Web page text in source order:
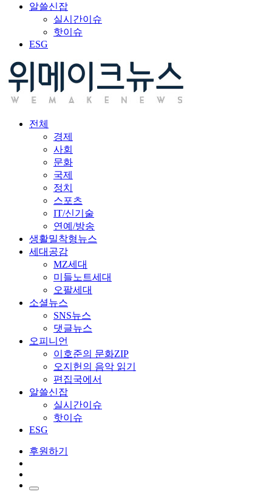
알쓸신잡
실시간이슈
핫이슈
ESG
전체
경제
사회
문화
국제
정치
스포츠
IT/신기술
연예/방송
생활밀착형뉴스
세대공감
MZ세대
미들노트세대
오팔세대
소셜뉴스
SNS뉴스
댓글뉴스
오피니언
이호준의 문화ZIP
오지헌의 음악 읽기
편집국에서
알쓸신잡
실시간이슈
핫이슈
ESG
후원하기